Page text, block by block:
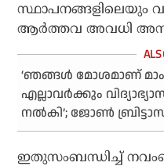
സ്ഥാപനങ്ങളിലെയും
ആര്‍ത്തവ അവധി
‘ഞങ്ങൾ മോശമാണ്
എല്ലാവർക്കും
നൽകി’; ജോൺ
ഇതുസംബന്ധിച്ച്